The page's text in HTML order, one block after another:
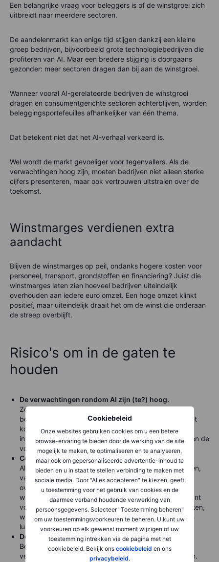
Cookiebeleid
Onze websites gebruiken cookies om u een betere
browse-ervaring te bieden door de werking van de site
mogelijk te maken, te optimaliseren en te analyseren,
maar ook om gepersonaliseerde advertentie-inhoud te
bieden en u in staat te stellen verbinding te maken met
sociale media. Door "Alles accepteren" te kiezen, geeft
u toestemming voor het gebruik van cookies en de
daarmee verband houdende verwerking van
persoonsgegevens. Selecteer "Toestemming beheren"
om uw toestemmingsvoorkeuren te beheren. U kunt uw
voorkeuren op elk gewenst moment wijzigen of uw
toestemming intrekken via de pagina met het
cookiebeleid. Bekijk ons cookiebeleid en ons
privacybeleid.
Een belangrijke vraag voor beleggers is of de winstgroei zich
uitbreidt naar meerdere sectoren.
De aandelenmarkt kan enige tijd stijgen dankzij een kleine
groep bedrijven, bijvoorbeeld grote technologiebedrijven die
profiteren van AI. Maar een bredere stijging is doorgaans
gezonder: meer sectoren dragen dan bij aan de winstgroei.
Wanneer vooral AI-gerelateerde bedrijven de winstgroei
dragen en consumentgerichte sectoren achterblijven, worden
beleggingsportefeuilles afhankelijker van één thema.
Dat betekent niet dat het AI-verhaal verkeerd is.
Wel wordt de markt gevoeliger voor tegenvallers. Als de
verwachtingen hoog zijn, moeten bedrijven niet alleen sterke
cijfers presenteren, maar ook vertrouwen uitstralen over de
toekomst.
Winstmarges verdienen extra
aandacht
Blijven de winstmarges op peil, ondanks hogere kosten voor
personeel, transport, grondstoffen en financiering? Juist die
winstmarges laten zien hoeveel bedrijven uiteindelijk
overhouden aan iedere euro omzet. Een hoge omzet klinkt
positief, maar uiteindelijk draait het om de winst die onderaan
de streep overblijft.
Risico's om in de gaten te
houden
De verwachtingen rondom AI zijn (te?) hoog.
Zelfs sterke kwartaalcijfers kunnen tegenvallen als
beleggers nóg betere resultaten hadden verwacht, met
koersdalingen als gevolg. Let daarom ook op
investeringsplannen voor datacenters, nieuwe orders en de
vooruitzichten van grote technologiebedrijven.
Consumenten worden voorzichtiger.
Als bedrijven melden dat zij minder producten verkopen,
vaker kortingen moeten geven of dat consumenten
overstappen naar goedkopere alternatieven, kan dat
wijzen op een afzwakkende vraag. Dat is vooral relevant
voor producenten van dagelijkse consumentenproducten,
winkels, restaurants, reisbedrijven en producenten van
luxe goederen.
De vooruitzichten tellen zwaar mee.
Beleggers vergeven soms tegenvallende cijfers als de
verwachtingen voor de komende kwartalen verbeteren.